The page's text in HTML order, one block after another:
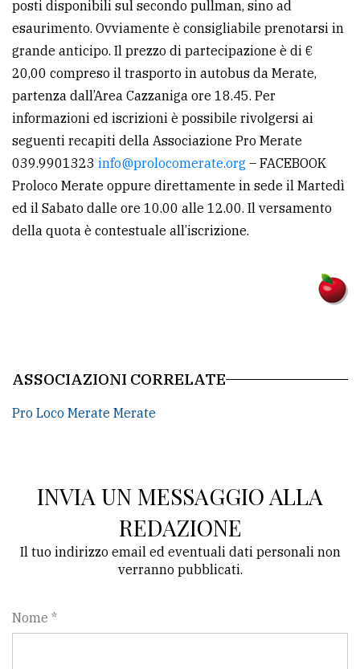
ALTRE
TESTATE
PRIVACY
Privacy
policy
posti disponibili sul secondo pullman, sino ad
esaurimento. Ovviamente è consigliabile prenotarsi in
grande anticipo. Il prezzo di partecipazione è di €
20,00 compreso il trasporto in autobus da Merate,
partenza dall’Area Cazzaniga ore 18.45. Per
informazioni ed iscrizioni è possibile rivolgersi ai
seguenti recapiti della Associazione Pro Merate
039.9901323 info@prolocomerate.org – FACEBOOK
Proloco Merate oppure direttamente in sede il Martedì
ed il Sabato dalle ore 10.00 alle 12.00. Il versamento
della quota è contestuale all’iscrizione.
ASSOCIAZIONI CORRELATE
Pro Loco Merate Merate
INVIA UN MESSAGGIO ALLA
REDAZIONE
Il tuo indirizzo email ed eventuali dati personali non
verranno pubblicati.
Nome *